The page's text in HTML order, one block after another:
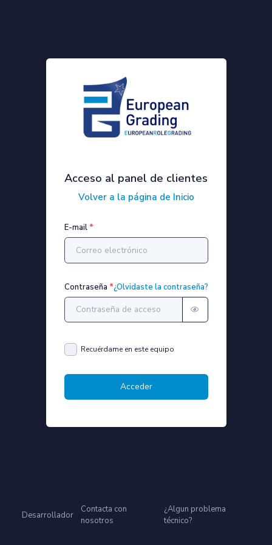
Acceso al panel de clientes
Volver a la página de Inicio
E-mail
Contraseña ¿Olvidaste la contraseña?
Recuérdame en este equipo
Acceder
Desarrollador
Contacta con
nosotros
¿Algun problema
técnico?